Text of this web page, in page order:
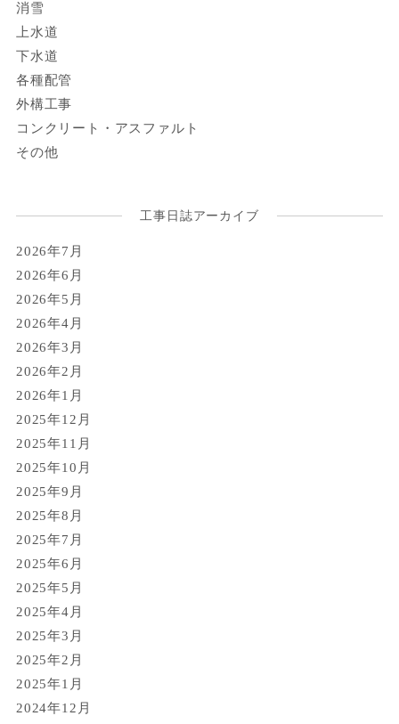
消雪
上水道
下水道
各種配管
外構工事
コンクリート・アスファルト
その他
工事日誌アーカイブ
2026年7月
2026年6月
2026年5月
2026年4月
2026年3月
2026年2月
2026年1月
2025年12月
2025年11月
2025年10月
2025年9月
2025年8月
2025年7月
2025年6月
2025年5月
2025年4月
2025年3月
2025年2月
2025年1月
2024年12月